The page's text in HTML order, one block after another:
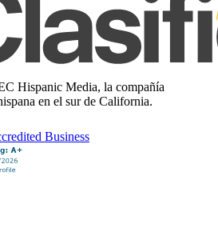
Hispanic Media, la compañía
en el sur de California.
Business